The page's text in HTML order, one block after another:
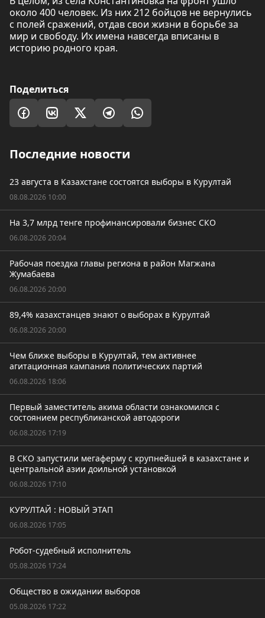
около 400 человек. Из них 212 бойцов не вернулись
с полей сражений, отдав свои жизни в борьбе за
мир и свободу. Их имена навсегда вписаны в
историю родного края.
Поделиться
Последние новости
23 августа в Казахстане состоятся выборы в Курултай
08.08.2026 10:00
На 3,7 млрд тенге профинансировали бизнес СКО
06.08.2026 20:04
Рабочая поездка главы региона в район Магжана
Жумабаева
06.08.2026 20:00
89,4% казахстанцев знают о выборах в Курултай
06.08.2026 20:00
Чем ближе выборы в Курултай, тем активнее
агитационная кампания политических партий
06.08.2026 18:06
Первый заместитель акима области ознакомился с
состоянием республиканской автодороги
06.08.2026 17:19
В СКО запустили мегаферму с крупнейшей в казахстане и
центральной азии доильной установкой
06.08.2026 17:10
КУРУЛТАЙ : НОВЫЙ ЭТАП
06.08.2026 17:05
Робот-судебный исполнитель
05.08.2026 17:24
Общество в ожидании выборов
05.08.2026 17:22